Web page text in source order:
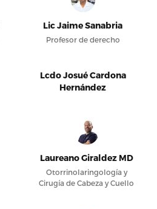
Lic Jaime Sanabria
Profesor de derecho
Lcdo Josué Cardona
Hernández
Laureano Giraldez MD
Otorrinolaringología y
Cirugía de Cabeza y Cuello